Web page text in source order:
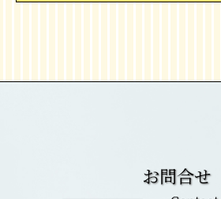
お問合せ